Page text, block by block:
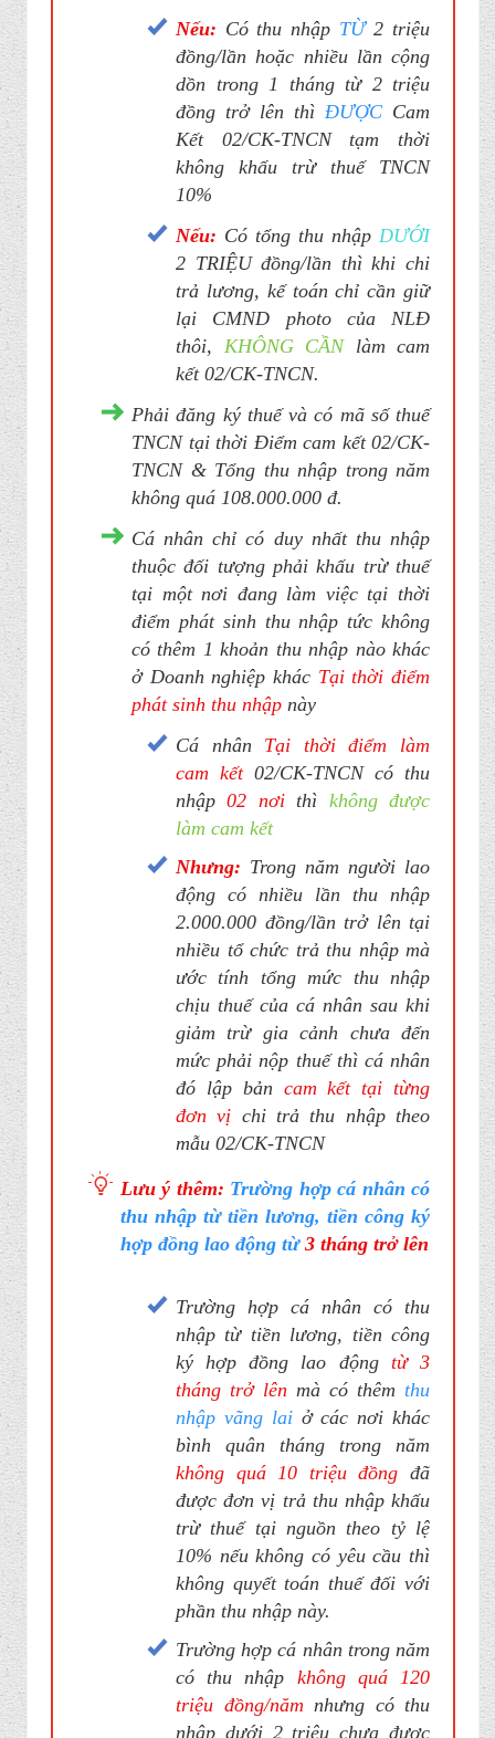
Nếu: Có thu nhập TỪ2 triệu
đồng/lần hoặc nhiều lần cộng
dồn trong 1 tháng từ 2 triệu
đồng trở lên thì ĐƯỢC Cam
Kết 02/CK-TNCN tạm thời
không khấu trừ thuế TNCN
10%
Nếu: Có tổng thu nhập DƯỚI
2 TRIỆU đồng/lần thì khi chi
trả lương, kế toán chỉ cần giữ
lại CMND photo của NLĐ
thôi, KHÔNG CẦNlàm cam
kết 02/CK-TNCN.
Phải đăng ký thuế và có mã số thuế
TNCN tại thời Điểm cam kết 02/CK-
TNCN & Tổng thu nhập trong năm
không quá 108.000.000 đ.
Cá nhân chỉ có duy nhất thu nhập
thuộc đối tượng phải khấu trừ thuế
tại một nơi đang làm việc tại thời
điểm phát sinh thu nhập tức không
có thêm 1 khoản thu nhập nào khác
ở Doanh nghiệp khác Tại thời điểm
phát sinh thu nhập này
Cá nhân Tại thời điểm làm
cam kết02/CK-TNCN có thu
nhập02 nơithì không được
làm cam kết
Nhưng: Trong năm người lao
động có nhiều lần thu nhập
2.000.000 đồng/lần trở lên tại
nhiều tổ chức trả thu nhập mà
ước tính tổng mức thu nhập
chịu thuế của cá nhân sau khi
giảm trừ gia cảnh chưa đến
mức phải nộp thuế thì cá nhân
đó lập bản cam kết tại từng
đơn vị chi trả thu nhập theo
mẫu 02/CK-TNCN
Lưu ý thêm: Trường hợp cá nhân có
thu nhập từ tiền lương, tiền công ký
hợp đồng lao động từ 3 tháng trở lên
Trường hợp cá nhân có thu
nhập từ tiền lương, tiền công
ký hợp đồng lao động từ 3
tháng trở lên mà có thêm thu
nhập vãng laiở các nơi khác
bình quân tháng trong năm
không quá 10 triệu đồng đã
được đơn vị trả thu nhập khấu
trừ thuế tại nguồn theo tỷ lệ
10% nếu không có yêu cầu thì
không quyết toán thuế đối với
phần thu nhập này.
Trường hợp cá nhân trong năm
có thu nhập không quá 120
triệu đồng/năm nhưng có thu
nhập dưới 2 triệu chưa được